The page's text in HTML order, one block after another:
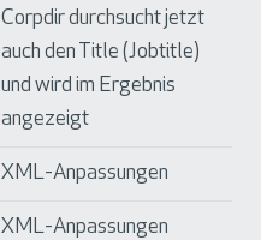
Corpdir durchsucht jetzt
auch den Title (Jobtitle)
und wird im Ergebnis
angezeigt
XML-Anpassungen
XML-Anpassungen